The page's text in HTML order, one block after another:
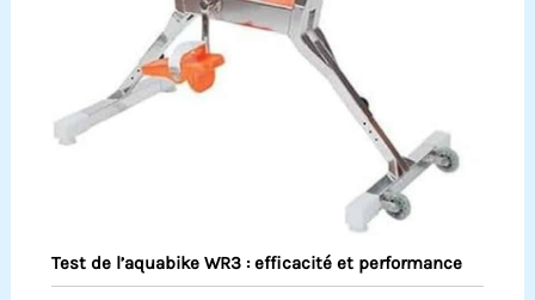
Test de l’aquabike WR3 : efficacité et performance